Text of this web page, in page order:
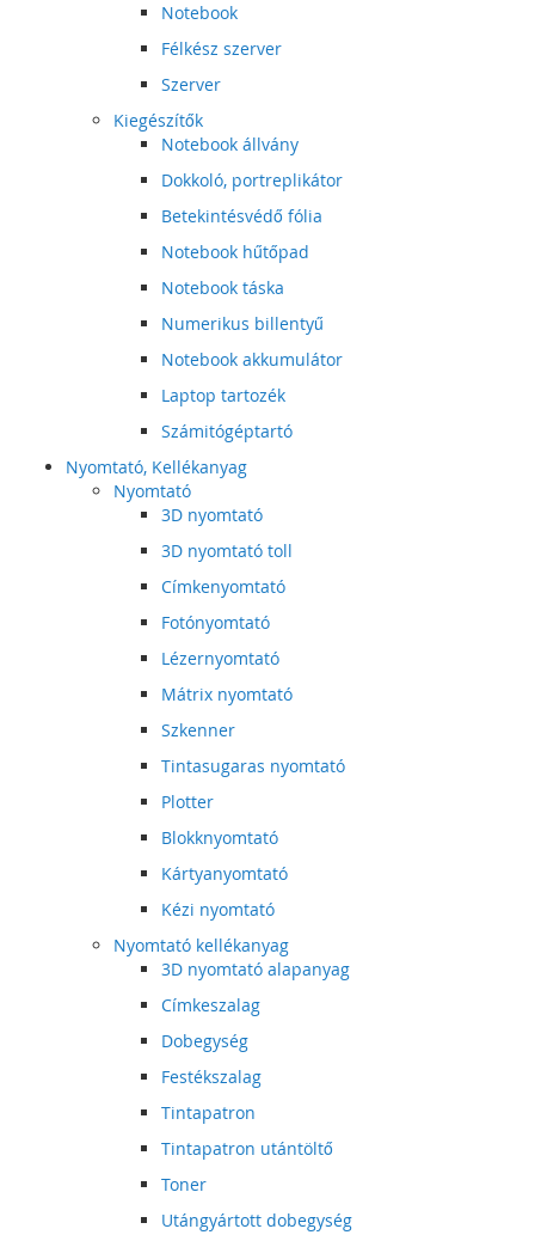
Notebook
Félkész szerver
Szerver
Kiegészítők
Notebook állvány
Dokkoló, portreplikátor
Betekintésvédő fólia
Notebook hűtőpad
Notebook táska
Numerikus billentyű
Notebook akkumulátor
Laptop tartozék
Számitógéptartó
Nyomtató, Kellékanyag
Nyomtató
3D nyomtató
3D nyomtató toll
Címkenyomtató
Fotónyomtató
Lézernyomtató
Mátrix nyomtató
Szkenner
Tintasugaras nyomtató
Plotter
Blokknyomtató
Kártyanyomtató
Kézi nyomtató
Nyomtató kellékanyag
3D nyomtató alapanyag
Címkeszalag
Dobegység
Festékszalag
Tintapatron
Tintapatron utántöltő
Toner
Utángyártott dobegység